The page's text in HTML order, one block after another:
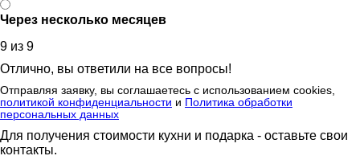
Через несколько месяцев
9 из 9
Отлично, вы ответили на все вопросы!
Отправляя заявку, вы соглашаетесь с использованием cookies,
политикой конфиденциальности и Политика обработки
персональных данных
Для получения стоимости кухни и подарка - оставьте свои
контакты.